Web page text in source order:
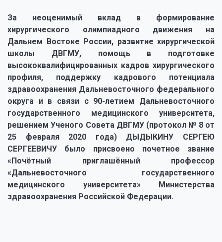
За неоценимый вклад в формирование
хирургического олимпиадного движения на
Дальнем Востоке России, развитие хирургической
школы ДВГМУ, помощь в подготовке
высококвалифицированных кадров хирургического
профиля, поддержку кадрового потенциала
здравоохранения Дальневосточного федерального
округа и в связи с 90-летием Дальневосточного
государственного медицинского университета,
решением Ученого Совета ДВГМУ (протокол № 8 от
25 февраля 2020 года) ДЫДЫКИНУ СЕРГЕЮ
СЕРГЕЕВИЧУ было присвоено почетное звание
«Почётный приглашённый профессор
«Дальневосточного государственного
медицинского университета» Министерства
здравоохранения Российской Федерации.